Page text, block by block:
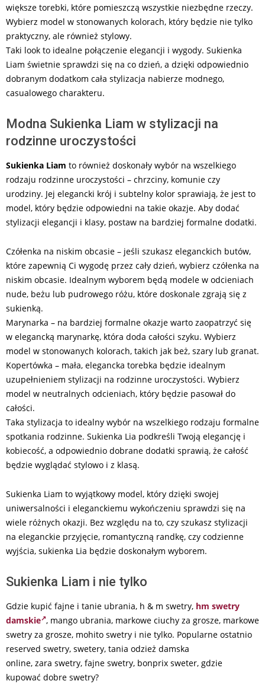
większe torebki, które pomieszczą wszystkie niezbędne rzeczy.
Wybierz model w stonowanych kolorach, który będzie nie tylko
praktyczny, ale również stylowy.
Taki look to idealne połączenie elegancji i wygody. Sukienka
Liam świetnie sprawdzi się na co dzień, a dzięki odpowiednio
dobranym dodatkom cała stylizacja nabierze modnego,
casualowego charakteru.
Modna Sukienka Liam w stylizacji na
rodzinne uroczystości
Sukienka Liam to również doskonały wybór na wszelkiego
rodzaju rodzinne uroczystości – chrzciny, komunie czy
urodziny. Jej elegancki krój i subtelny kolor sprawiają, że jest to
model, który będzie odpowiedni na takie okazje. Aby dodać
stylizacji elegancji i klasy, postaw na bardziej formalne dodatki.
Czółenka na niskim obcasie – jeśli szukasz eleganckich butów,
które zapewnią Ci wygodę przez cały dzień, wybierz czółenka na
niskim obcasie. Idealnym wyborem będą modele w odcieniach
nude, beżu lub pudrowego różu, które doskonale zgrają się z
sukienką.
Marynarka – na bardziej formalne okazje warto zaopatrzyć się
w elegancką marynarkę, która doda całości szyku. Wybierz
model w stonowanych kolorach, takich jak beż, szary lub granat.
Kopertówka – mała, elegancka torebka będzie idealnym
uzupełnieniem stylizacji na rodzinne uroczystości. Wybierz
model w neutralnych odcieniach, który będzie pasował do
całości.
Taka stylizacja to idealny wybór na wszelkiego rodzaju formalne
spotkania rodzinne. Sukienka Lia podkreśli Twoją elegancję i
kobiecość, a odpowiednio dobrane dodatki sprawią, że całość
będzie wyglądać stylowo i z klasą.
Sukienka Liam to wyjątkowy model, który dzięki swojej
uniwersalności i eleganckiemu wykończeniu sprawdzi się na
wiele różnych okazji. Bez względu na to, czy szukasz stylizacji
na eleganckie przyjęcie, romantyczną randkę, czy codzienne
wyjścia, sukienka Lia będzie doskonałym wyborem.
Sukienka Liam i nie tylko
Gdzie kupić fajne i tanie ubrania, h & m swetry, hm swetry
damskie , mango ubrania, markowe ciuchy za grosze, markowe
swetry za grosze, mohito swetry i nie tylko. Popularne ostatnio
reserved swetry, swetery, tania odzież damska
online, zara swetry, fajne swetry, bonprix sweter, gdzie
kupować dobre swetry?